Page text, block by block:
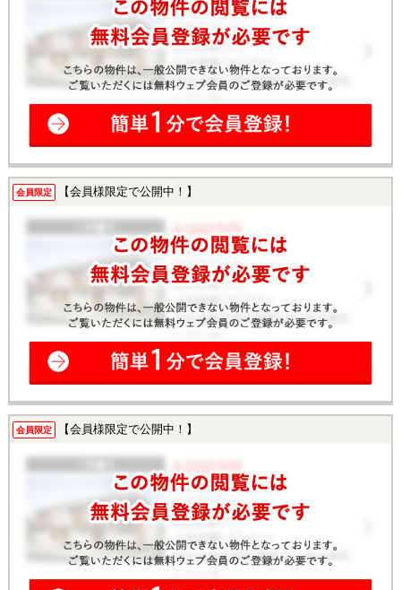
会員限定 【会員様限定で公開中！】
会員限定 【会員様限定で公開中！】